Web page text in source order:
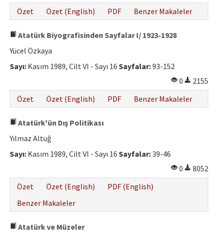
Özet
Özet (English) PDF Benzer Makaleler
Atatürk Biyografisinden Sayfalar I/ 1923-1928
Yücel Özkaya
Sayı: Kasım 1989, Cilt VI - Sayı 16 Sayfalar:93-152
0
2155
Özet
Özet (English) PDF Benzer Makaleler
Atatürk'ün Dış Politikası
Yılmaz Altuğ
Sayı: Kasım 1989, Cilt VI - Sayı 16 Sayfalar:39-46
0
8052
Özet
Özet (English)
PDF (English)
Benzer Makaleler
Atatürk ve Müzeler